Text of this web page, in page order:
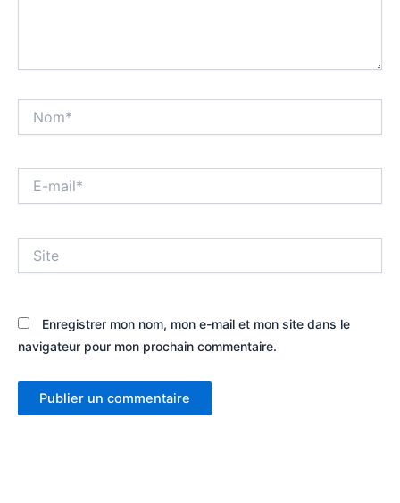
mail*
Enregistrer mon nom, mon e-mail et mon site dans le
navigateur pour mon prochain commentaire.